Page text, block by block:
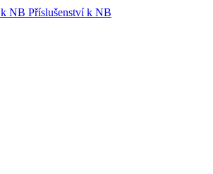
Příslušenství k NB